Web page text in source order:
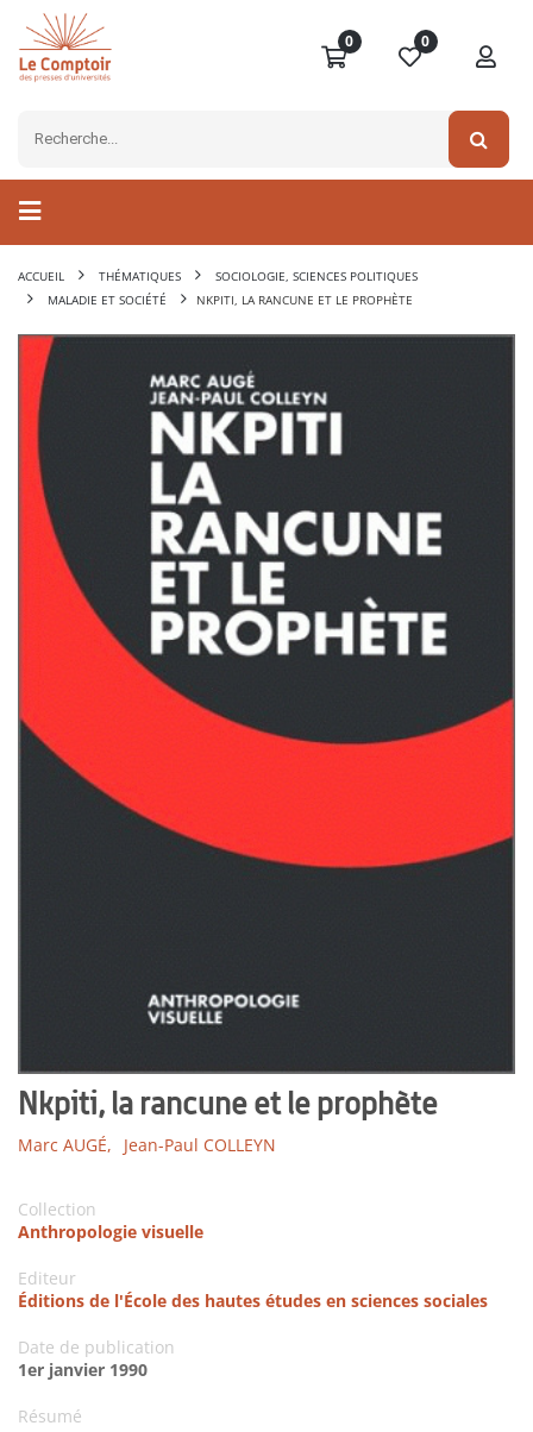
0 0
ACCUEIL THÉMATIQUES
SOCIOLOGIE, SCIENCES POLITIQUES
MALADIE ET SOCIÉTÉ
NKPITI, LA RANCUNE ET LE PROPHÈTE
Nkpiti, la rancune et le prophète
Marc AUGÉ, Jean-Paul COLLEYN
Collection
Anthropologie visuelle
Editeur
Éditions de l'École des hautes études en sciences sociales
Date de publication
1er janvier 1990
Résumé